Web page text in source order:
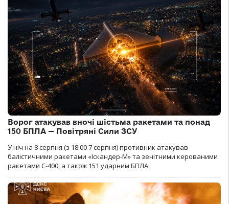
Ворог атакував вночі шістьма ракетами та понад
150 БПЛА — Повітряні Сили ЗСУ
У ніч на 8 серпня (з 18:00 7 серпня) противник атакував
балістичними ракетами «Іскандер-М» та зенітними керованими
ракетами С-400, а також 151 ударним БПЛА.